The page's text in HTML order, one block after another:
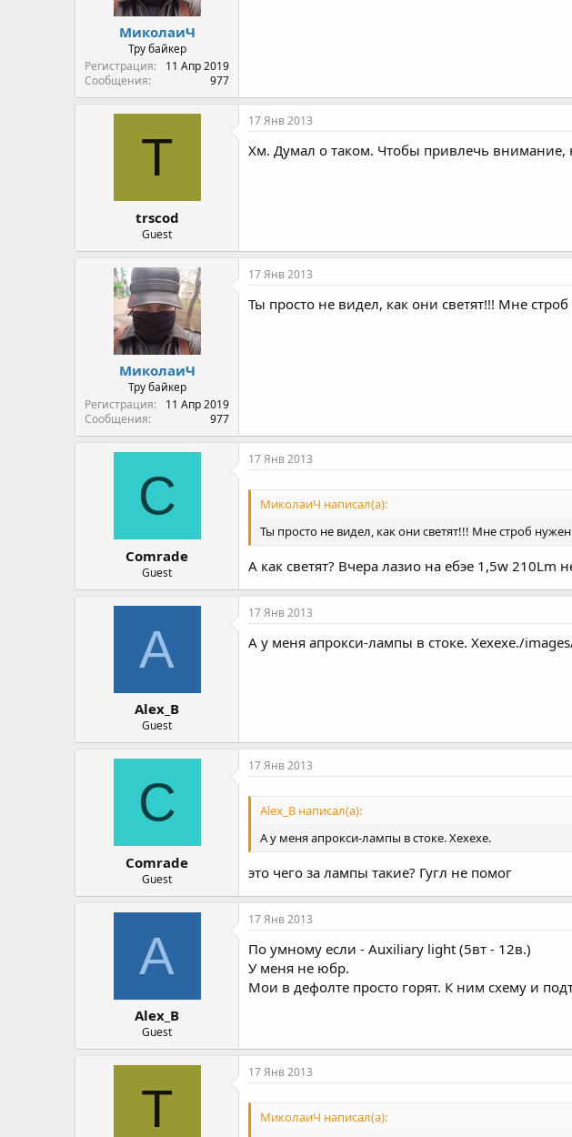
МиколаиЧ
Тру байкер
Регистрация
11 Апр 2019
Сообщения
977
T
trscod
Guest
17 Янв 2013
Хм. Думал о таком. Чтобы привлечь внимание,
МиколаиЧ
Тру байкер
Регистрация
11 Апр 2019
Сообщения
977
17 Янв 2013
Ты просто не видел, как они светят!!! Мне
C
Comrade
Guest
17 Янв 2013
МиколаиЧ написал(а):
Ты просто не видел, как они светят!!! Мне строб
А как светят? Вчера лазио на ебэе 1,5w 210Lm
A
Alex_B
Guest
17 Янв 2013
А у меня апрокси-лампы в стоке. Хехехе./
C
Comrade
Guest
17 Янв 2013
Alex_B написал(а):
А у меня апрокси-лампы в стоке. Хехехе.
это чего за лампы такие? Гугл не помог
A
Alex_B
Guest
17 Янв 2013
По умному если - Auxiliary light (5вт - 12в.)
У меня не юбр.
Мои в дефолте просто горят. К ним схему и
T
17 Янв 2013
МиколаиЧ написал(а):